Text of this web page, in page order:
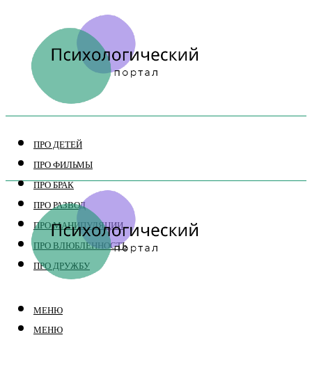
ПРО ДЕТЕЙ
ПРО ФИЛЬМЫ
ПРО БРАК
ПРО РАЗВОД
ПРО МАНИПУЛЯЦИИ
ПРО ВЛЮБЛЕННОСТЬ
ПРО ДРУЖБУ
МЕНЮ
МЕНЮ